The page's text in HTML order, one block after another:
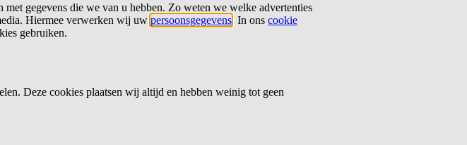
gegevens die we van u hebben. Zo weten we welke advertenties
Hiermee verwerken wij uw persoonsgegevens . In ons cookie
gebruiken.
Deze cookies plaatsen wij altijd en hebben weinig tot geen